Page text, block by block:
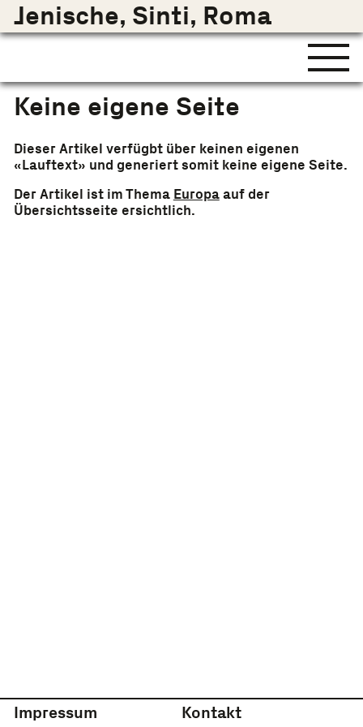
Jenische, Sinti, Roma
Keine eigene Seite
Dieser Artikel verfügbt über keinen eigenen
«Lauftext» und generiert somit keine eigene Seite.
Der Artikel ist im Thema Europaauf der
Übersichtsseite ersichtlich.
Impressum Kontakt